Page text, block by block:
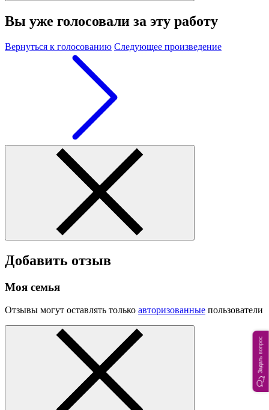
Вы уже голосовали за эту работу
Вернуться к голосованию Следующее произведение
Добавить отзыв
Моя семья
Отзывы могут оставлять только авторизованные пользователи
Задать вопрос